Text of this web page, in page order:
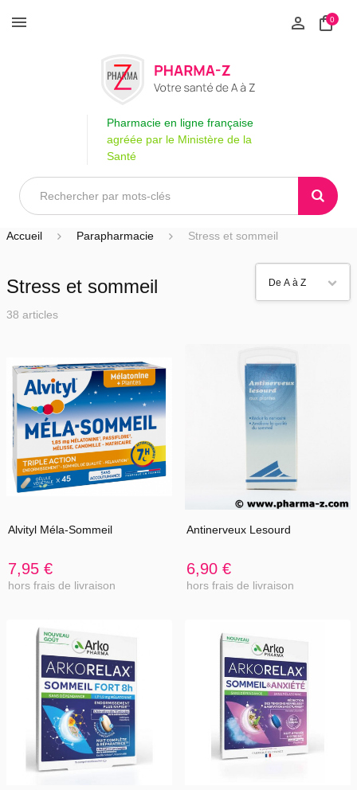
0
Pharmacie en ligne française
agréée par le Ministère de la
Santé
Accueil Parapharmacie Stress et sommeil
Stress et sommeil
38 articles
Alvityl Méla-Sommeil
7,95 €
hors frais de livraison
Antinerveux Lesourd
6,90 €
hors frais de livraison